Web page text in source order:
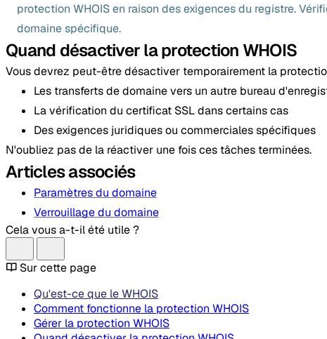
protection WHOIS en raison des exigences du registre.
domaine spécifique.
Quand désactiver la protection WHOIS
Vous devrez peut-être désactiver temporairement la
Les transferts de domaine vers un autre bureau
La vérification du certificat SSL dans certains cas
Des exigences juridiques ou commerciales spécifiques
N'oubliez pas de la réactiver une fois ces tâches terminées.
Articles associés
Paramètres du domaine
Verrouillage du domaine
Cela vous a-t-il été utile ?
Sur cette page
Qu'est-ce que le WHOIS
Comment fonctionne la protection WHOIS
Gérer la protection WHOIS